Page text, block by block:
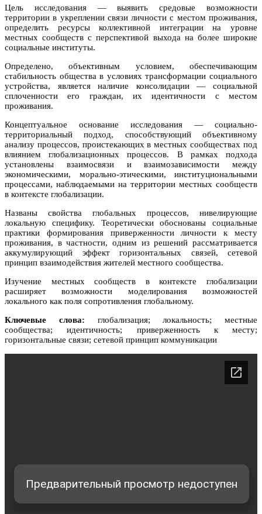
Цель исследования — выявить средовые возможности
территории в укреплении связи личности с местом проживания,
определить ресурсы коллективной интеграции на уровне
местных сообществ с перспективой выхода на более широкие
социальные институты.
Определено, объективным условием, обеспечивающим
стабильность общества в условиях трансформации социального
устройства, является наличие консолидации — социальной
сплоченности его граждан, их идентичности с местом
проживания.
Концептуальное основание исследования — социально-
территориальный подход, способствующий объективному
анализу процессов, проистекающих в местных сообществах под
влиянием глобализационных процессов. В рамках подхода
установлены взаимосвязи и взаимозависимости между
экономическими, морально-этическими, институциональными
процессами, наблюдаемыми на территории местных сообществ
в контексте глобализации.
Названы свойства глобальных процессов, нивелирующие
локальную специфику. Теоретически обоснованы социальные
практики формирования приверженности личности к месту
проживания, в частности, одним из решений рассматривается
аккумулирующий эффект горизонтальных связей, сетевой
принцип взаимодействия жителей местного сообщества.
Изучение местных сообществ в контексте глобализации
расширяет возможности моделирования возможностей
локального как поля сопротивления глобальному.
Ключевые слова: глобализация; локальность; местные
сообщества; идентичность; приверженность к месту;
горизонтальные связи; сетевой принцип коммуникации